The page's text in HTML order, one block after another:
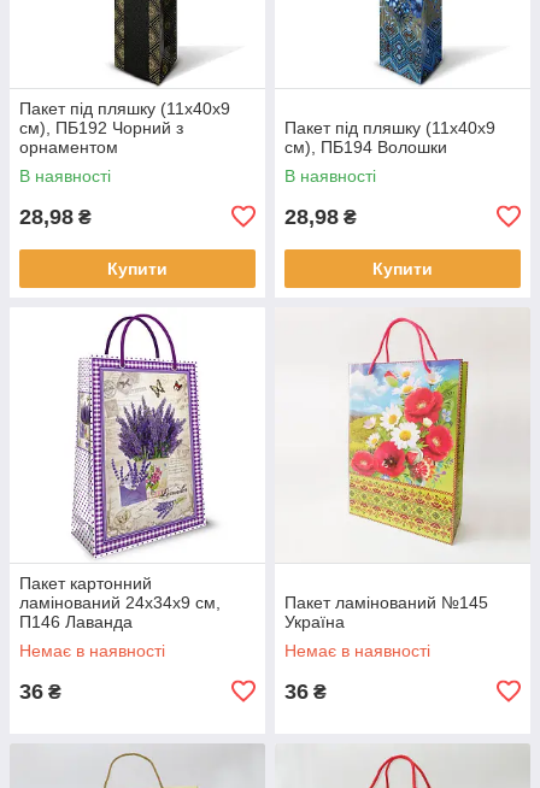
Пакет під пляшку (11х40х9
см), ПБ192 Чорний з
орнаментом
В наявності
28,98 ₴
Купити
Пакет під пляшку (11х40х9
см), ПБ194 Волошки
В наявності
28,98 ₴
Купити
Пакет картонний
ламінований 24х34х9 см,
П146 Лаванда
Немає в наявності
36 ₴
Пакет ламінований №145
Україна
Немає в наявності
36 ₴